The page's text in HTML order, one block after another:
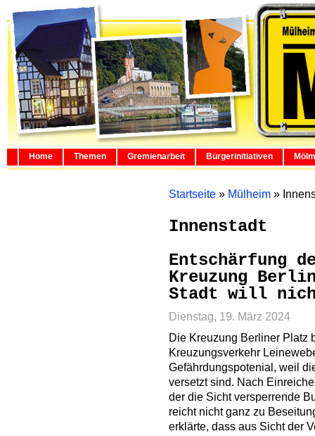
Home Themen Gremienarbeit Bürgerinitiativen
Startseite » Mülheim »
Innenstadt
Entschärfung
Kreuzung
Stadt will
Dienstag, 19. März 2024
Die Kreuzung Berliner Platz
Kreuzungsverkehr
Gefährdungspotenial, weil
versetzt sind. Nach
der die Sicht versperrende
reicht nicht ganz zu
erklärte, dass aus Sicht der